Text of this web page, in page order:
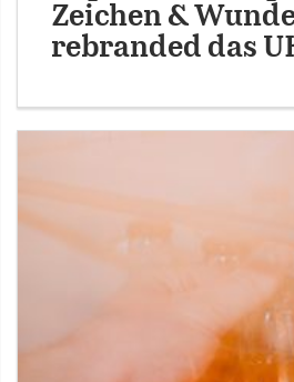
Zeichen &
rebranded das